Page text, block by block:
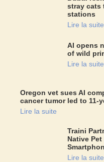
stray cats
stations
Lire la suite
AI opens
of wild
Lire la suite
Oregon vet sues AI
cancer tumor led to 11-
Lire la suite
Traini
Native
Lire la suite